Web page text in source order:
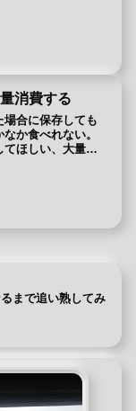
消費する
合に保存しても
か食べれない。
てほしい、大量消
まで追い熟してみ